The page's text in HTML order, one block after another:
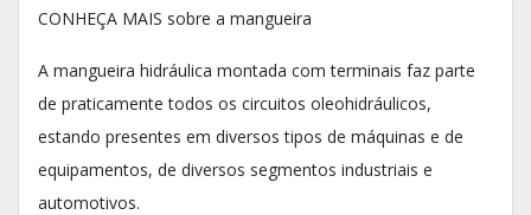
CONHEÇA MAIS sobre a mangueira
A mangueira hidráulica montada com terminais faz parte
de praticamente todos os circuitos oleohidráulicos,
estando presentes em diversos tipos de máquinas e de
equipamentos, de diversos segmentos industriais e
automotivos.